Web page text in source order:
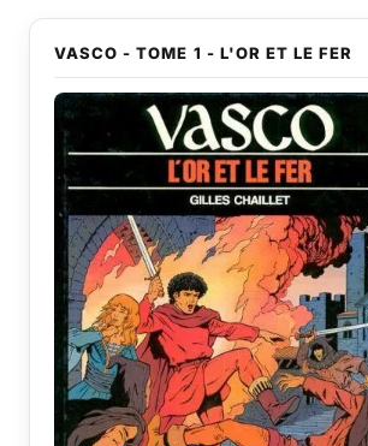
VASCO - TOME 1 - L'OR ET LE FER